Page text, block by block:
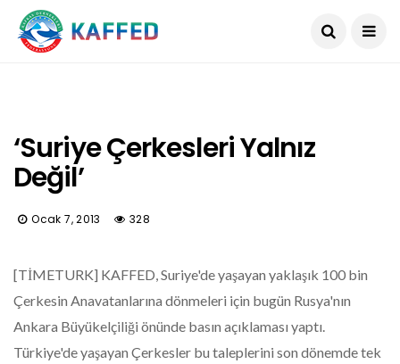
‘Suriye Çerkesleri Yalnız
Değil’
Ocak 7, 2013 328
[TİMETURK] KAFFED, Suriye'de yaşayan yaklaşık 100 bin
Çerkesin Anavatanlarına dönmeleri için bugün Rusya'nın
Ankara Büyükelçiliği önünde basın açıklaması yaptı.
Türkiye'de yaşayan Çerkesler bu taleplerini son dönemde tek